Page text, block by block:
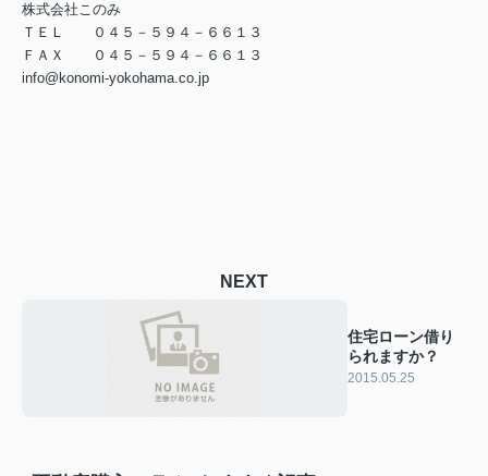
株式会社このみ
ＴＥＬ ０４５－５９４－６６１３
ＦＡＸ ０４５－５９４－６６１３
info@konomi-yokohama.co.jp
NEXT
住宅ローン借り
られますか？
2015.05.25